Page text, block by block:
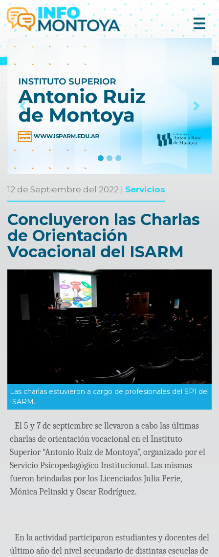
Previous Next
12 de Septiembre del 2022 | Servicios
Concluyeron las Charlas
de Orientación
Vocacional del ISARM
Las charlas estuvieron a cargo de profesionales del SPI del
ISARM.
El 5 y 7 de septiembre se llevaron a cabo las últimas
charlas de orientación vocacional en el Instituto
Superior “Antonio Ruiz de Montoya”, organizado por el
Servicio Psicopedagógico Institucional. Las mismas
fueron brindadas por los Licenciados Julia Perie,
Mónica Pelinski y Oscar Rodríguez.
En la actividad participaron estudiantes y docentes del
último año del nivel secundario de distintas escuelas de